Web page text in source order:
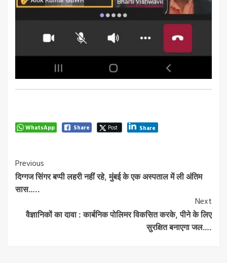
WhatsApp Share Post Share
Post
Navigation
Previous
दिग्गज सिंगर बप्पी लहरी नहीं रहे, मुंबई के एक अस्पताल में ली अंतिम
सास…..
Next
वैज्ञानिकों का दावा : कार्बनिक पोलिमर विकसित करके, पीने के लिए
सुरक्षित बनाएगा जल….